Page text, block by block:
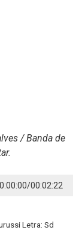
/ Banda de
/00:02:22
Letra: Sd